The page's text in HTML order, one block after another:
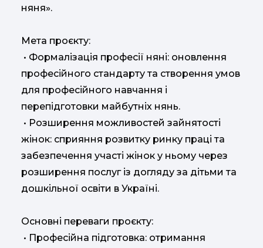
няня».
Мета проєкту:
• Формалізація професії няні: оновлення
професійного стандарту та створення умов
для професійного навчання і
перепідготовки майбутніх нянь.
• Розширення можливостей зайнятості
жінок: сприяння розвитку ринку праці та
забезпечення участі жінок у ньому через
розширення послуг із догляду за дітьми та
дошкільної освіти в Україні.
Основні переваги проєкту:
• Професійна підготовка: отримання